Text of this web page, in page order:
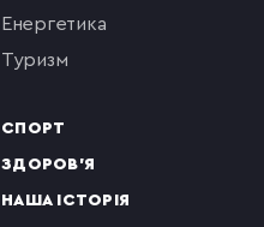
енергетика
туризм
СПОРТ
ЗДОРОВ'Я
НАША ІСТОРІЯ